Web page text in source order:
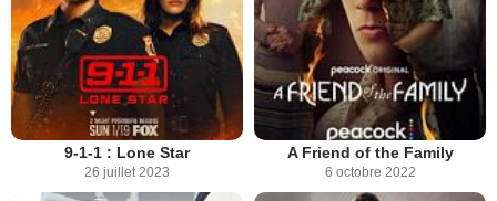
9-1-1 : Lone Star
26 juillet 2023
A Friend of the Family
6 octobre 2022